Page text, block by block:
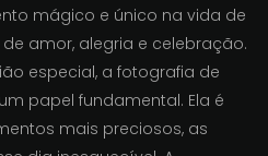
mágico e único na vida de
amor, alegria e celebração.
especial, a fotografia de
papel fundamental. Ela é
mais preciosos, as